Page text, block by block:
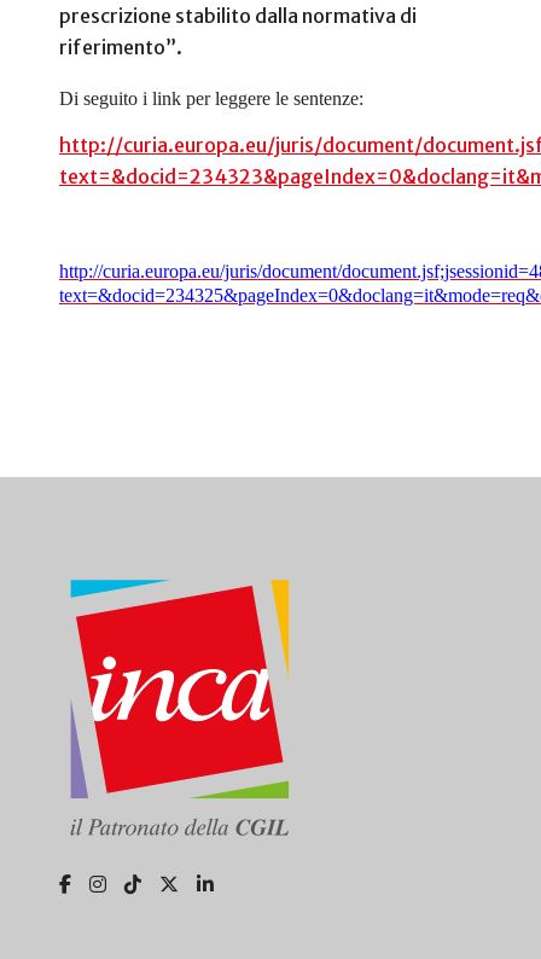
prescrizione stabilito dalla normativa di
riferimento”.
Di seguito i link per leggere le sentenze:
http://curia.europa.eu/juris/document/
http://curia.europa.eu/juris/document/